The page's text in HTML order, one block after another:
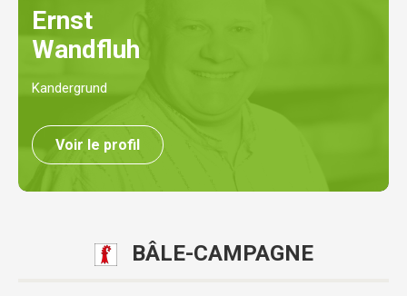
Ernst
Wandfluh
Kandergrund
Voir le profil
BÂLE-CAMPAGNE